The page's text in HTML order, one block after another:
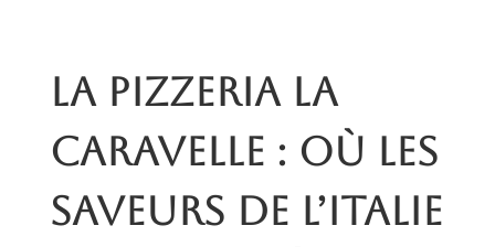
La pizzeria La
Caravelle : où les
saveurs de l’Italie